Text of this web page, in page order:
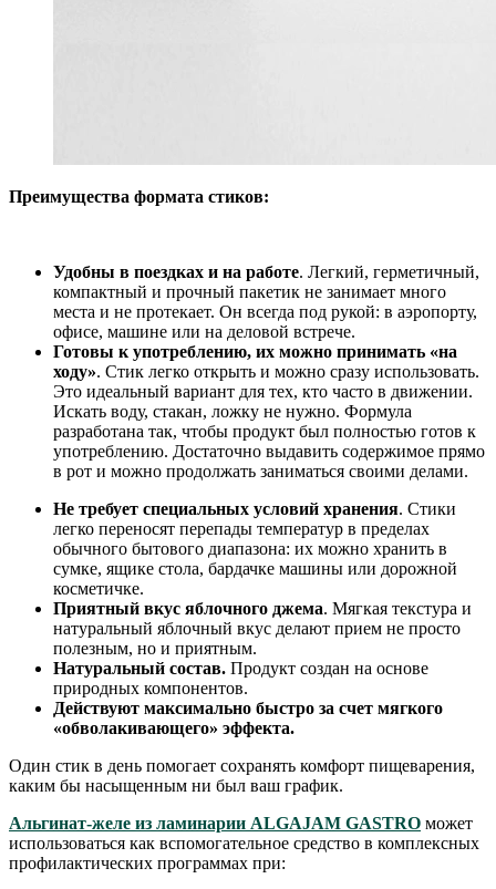
Преимущества формата стиков:
Удобны в поездках и на работе. Легкий, герметичный,
компактный и прочный пакетик не занимает много
места и не протекает. Он всегда под рукой: в аэропорту,
офисе, машине или на деловой встрече.
Готовы к употреблению, их можно принимать «на
ходу». Стик легко открыть и можно сразу использовать.
Это идеальный вариант для тех, кто часто в движении.
Искать воду, стакан, ложку не нужно. Формула
разработана так, чтобы продукт был полностью готов к
употреблению. Достаточно выдавить содержимое прямо
в рот и можно продолжать заниматься своими делами.
Не требует специальных условий хранения. Стики
легко переносят перепады температур в пределах
обычного бытового диапазона: их можно хранить в
сумке, ящике стола, бардачке машины или дорожной
косметичке.
Приятный вкус яблочного джема. Мягкая текстура и
натуральный яблочный вкус делают прием не просто
полезным, но и приятным.
Натуральный состав. Продукт создан на основе
природных компонентов.
Действуют максимально быстро за счет мягкого
«обволакивающего» эффекта.
Один стик в день помогает сохранять комфорт пищеварения,
каким бы насыщенным ни был ваш график.
Альгинат-желе из ламинарии ALGAJAM GASTRO может
использоваться как вспомогательное средство в комплексных
профилактических программах при: